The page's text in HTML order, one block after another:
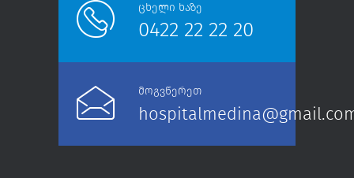
ცხელი ხაზე
0422 22 22 20
მოგვწერეთ